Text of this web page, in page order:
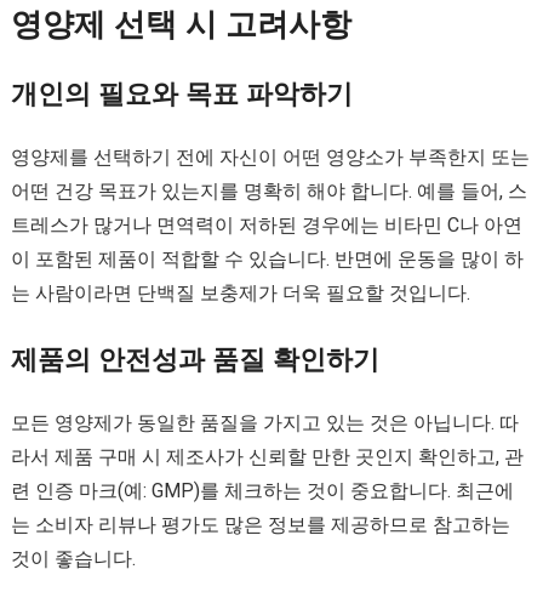
영양제 선택 시 고려사항
개인의 필요와 목표 파악하기
영양제를 선택하기 전에 자신이 어떤 영양소가 부족한지 또는
어떤 건강 목표가 있는지를 명확히 해야 합니다. 예를 들어, 스
트레스가 많거나 면역력이 저하된 경우에는 비타민 C나 아연
이 포함된 제품이 적합할 수 있습니다. 반면에 운동을 많이 하
는 사람이라면 단백질 보충제가 더욱 필요할 것입니다.
제품의 안전성과 품질 확인하기
모든 영양제가 동일한 품질을 가지고 있는 것은 아닙니다. 따
라서 제품 구매 시 제조사가 신뢰할 만한 곳인지 확인하고, 관
련 인증 마크(예: GMP)를 체크하는 것이 중요합니다. 최근에
는 소비자 리뷰나 평가도 많은 정보를 제공하므로 참고하는
것이 좋습니다.